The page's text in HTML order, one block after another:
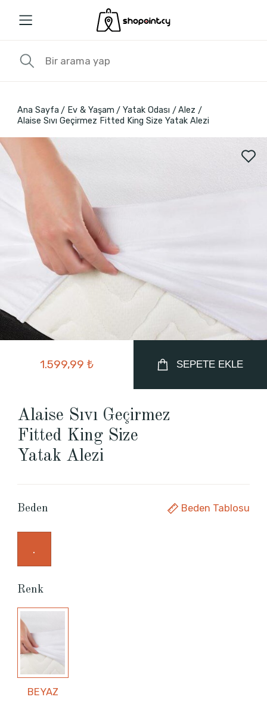
Ana Sayfa Ev & Yaşam Yatak Odası
Alez
Alaise Sıvı Geçirmez Fitted King Size Yatak Alezi
1.599,99 ₺ SEPETE EKLE
Alaise Sıvı Geçirmez
Fitted King Size
Yatak Alezi
Beden Beden Tablosu
.
Renk
BEYAZ